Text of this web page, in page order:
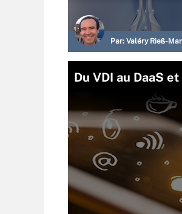
Par: Valéry Rieß-
Du VDI au DaaS